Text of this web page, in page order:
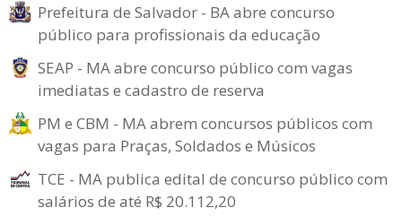
Prefeitura de Salvador - BA abre concurso
público para profissionais da educação
SEAP - MA abre concurso público com vagas
imediatas e cadastro de reserva
PM e CBM - MA abrem concursos públicos com
vagas para Praças, Soldados e Músicos
TCE - MA publica edital de concurso público com
salários de até R$ 20.112,20